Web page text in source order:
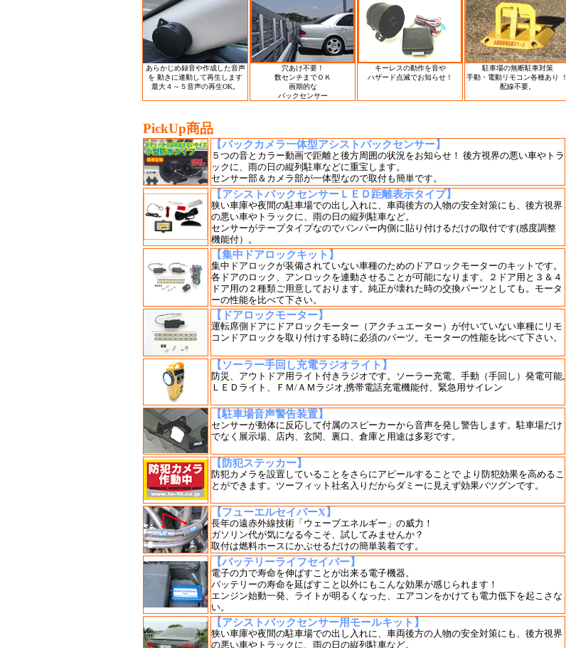
あらかじめ録音や作成した音声
を 動きに連動して再生します
最大４～５音声の再生OK。
穴あけ不要！
数センチまでＯＫ
画期的な
バックセンサー
キーレスの動作を音や
ハザード点滅でお知らせ！
駐車場の無断駐車対策
手動・電動リモコン各種あり ！
配線不要。
PickUp商品
【バックカメラ一体型アシストバックセンサー】
５つの音とカラー動画で距離と後方周囲の状況をお知らせ！ 後方視界の悪い車やトラ
ックに、雨の日の縦列駐車などに重宝します。
センサー部＆カメラ部が一体型なので取付も簡単です。
【アシストバックセンサーＬＥＤ距離表示タイプ】
狭い車庫や夜間の駐車場での出し入れに、車両後方の人物の安全対策にも、後方視界
の悪い車やトラックに、雨の日の縦列駐車など。
センサーがテープタイプなのでバンパー内側に貼り付けるだけの取付です(感度調整
機能付）。
【集中ドアロックキット】
集中ドアロックが装備されていない車種のためのドアロックモーターのキットです。
各ドアのロック、アンロックを連動させることが可能になります。２ドア用と３＆４
ドア用の２種類ご用意しております。純正が壊れた時の交換パーツとしても。モータ
ーの性能を比べて下さい。
【ドアロックモーター】
運転席側ドアにドアロックモーター（アクチュエーター）が付いていない車種にリモ
コンドアロックを取り付けする時に必須のパーツ。モーターの性能を比べて下さい。
【ソーラー手回し充電ラジオライト】
防災、アウトドア用ライト付きラジオです。ソーラー充電、手動（手回し）発電可能,
ＬＥＤライト、ＦＭ/ＡＭラジオ,携帯電話充電機能付、緊急用サイレン
【駐車場音声警告装置】
センサーが動体に反応して付属のスピーカーから音声を発し警告します。駐車場だけ
でなく展示場、店内、玄関、裏口、倉庫と用途は多彩です。
【防犯ステッカー】
防犯カメラを設置していることをさらにアピールすることで より防犯効果を高めるこ
とができます。ツーフィット社名入りだからダミーに見えず効果バツグンです。
【フューエルセイバーX】
長年の遠赤外線技術「ウェーブエネルギー」の威力！
ガソリン代が気になる今こそ、試してみませんか？
取付は燃料ホースにかぶせるだけの簡単装着です。
【バッテリーライフセイバー】
電子の力で寿命を伸ばすことが出来る電子機器。
バッテリーの寿命を延ばすこと以外にもこんな効果が感じられます！
エンジン始動一発、ライトが明るくなった、エアコンをかけても電力低下を起こさな
い。
【アシストバックセンサー用モールキット】
狭い車庫や夜間の駐車場での出し入れに、車両後方の人物の安全対策にも、後方視界
の悪い車やトラックに、雨の日の縦列駐車など。